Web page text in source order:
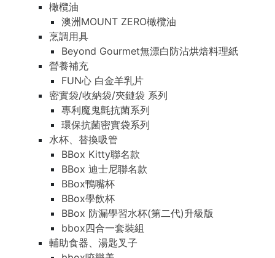
橄欖油
澳洲MOUNT ZERO橄欖油
烹調用具
Beyond Gourmet無漂白防沾烘焙料理紙
營養補充
FUN心 白金羊乳片
密實袋/收納袋/夾鏈袋 系列
專利魔鬼氈抗菌系列
環保抗菌密實袋系列
水杯、替換吸管
BBox Kitty聯名款
BBox 迪士尼聯名款
BBox鴨嘴杯
BBox學飲杯
BBox 防漏學習水杯(第二代)升級版
bbox四合一套裝組
輔助食器、湯匙叉子